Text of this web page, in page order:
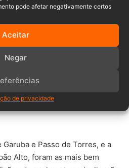
pode afetar negativamente certos
Aceitar
Negar
de privacidade
como péssima em termos de
graves problemas de
o que coloca em risco a
pela região.
concedidas, que são
e Passo de Torres, e a
Alto, foram as mais bem